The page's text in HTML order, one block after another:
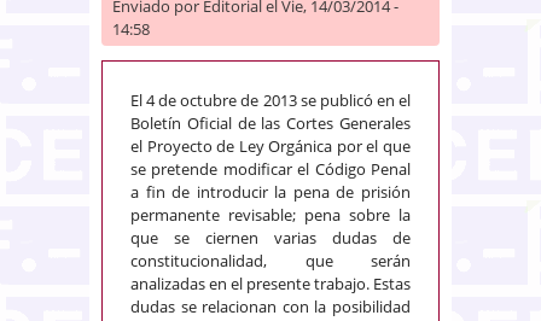
Enviado por Editorial el Vie, 14/03/2014 -
14:58
El 4 de octubre de 2013 se publicó en el
Boletín Oficial de las Cortes Generales
el Proyecto de Ley Orgánica por el que
se pretende modificar el Código Penal
a fin de introducir la pena de prisión
permanente revisable; pena sobre la
que se ciernen varias dudas de
constitucionalidad, que serán
analizadas en el presente trabajo. Estas
dudas se relacionan con la posibilidad